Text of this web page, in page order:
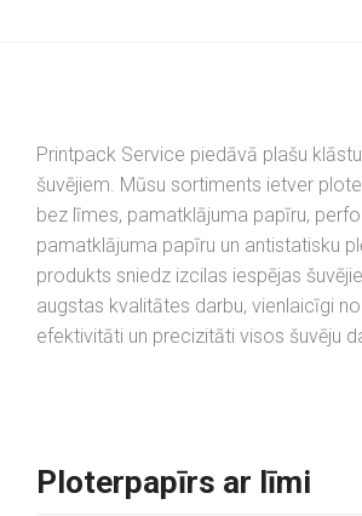
Printpack Service piedāvā plašu
šuvējiem. Mūsu sortiments ietver
bez līmes, pamatklājuma papīru,
pamatklājuma papīru un antistatisku
produkts sniedz izcilas iespējas
augstas kvalitātes darbu, vienlaicīgi
efektivitāti un precizitāti visos šuvēju
Ploterpapīrs ar līmi